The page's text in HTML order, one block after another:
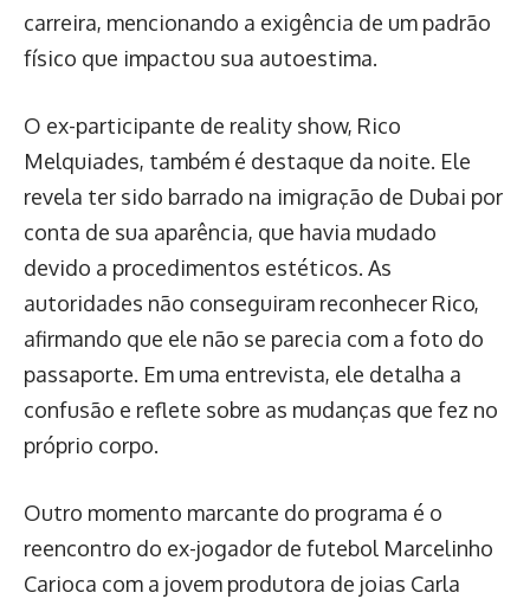
carreira, mencionando a exigência de um padrão
físico que impactou sua autoestima.
O ex-participante de reality show, Rico
Melquiades, também é destaque da noite. Ele
revela ter sido barrado na imigração de Dubai por
conta de sua aparência, que havia mudado
devido a procedimentos estéticos. As
autoridades não conseguiram reconhecer Rico,
afirmando que ele não se parecia com a foto do
passaporte. Em uma entrevista, ele detalha a
confusão e reflete sobre as mudanças que fez no
próprio corpo.
Outro momento marcante do programa é o
reencontro do ex-jogador de futebol Marcelinho
Carioca com a jovem produtora de joias Carla